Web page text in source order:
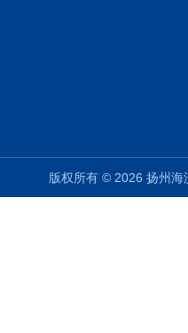
版权所有 © 2026 扬州